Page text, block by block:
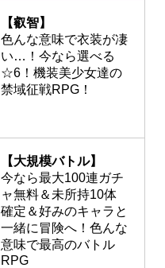
【叡智】
色んな意味で衣装が凄
い…！今なら選べる
☆6！機装美少女達の
禁域征戦RPG！
【大規模バトル】
今なら最大100連ガチ
ャ無料＆未所持10体
確定＆好みのキャラと
一緒に冒険へ！色んな
意味で最高のバトル
RPG